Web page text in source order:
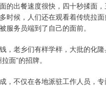
的出餐速度很快，四十秒揉面，
时候，人们还在观看着传统拉
服务员端到了自己的面前。
，老乡们有样学样，大批的化
面”的招牌。
，不仅在各地派驻工作人员，